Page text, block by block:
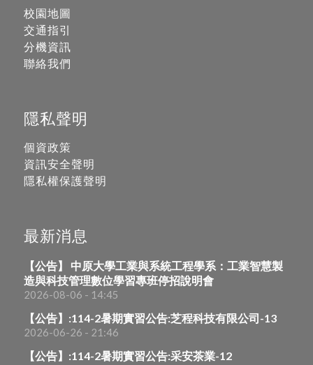
校園地圖
交通指引
分機資訊
聯絡我們
隱私聲明
個資政策
資訊安全聲明
隱私權保護聲明
最新消息
【公告】 中原大學工業與系統工程學系：工業智慧製
造與科技管理數位學習專班停招說明會
2026-08-06 - 14:45
【公告】:114-2暑期實習公告:芝程科技有限公司-13
2026-06-26 - 21:46
【公告】:114-2暑期實習公告:采安茶業-12